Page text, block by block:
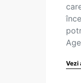
Vezi